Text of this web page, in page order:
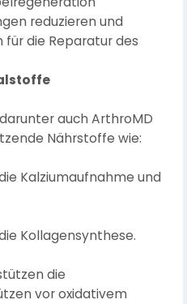
reduzieren und
die Reparatur des
auch ArthroMD
Nährstoffe wie:
Kalziumaufnahme und
Kollagensynthese.
die
vor oxidativem